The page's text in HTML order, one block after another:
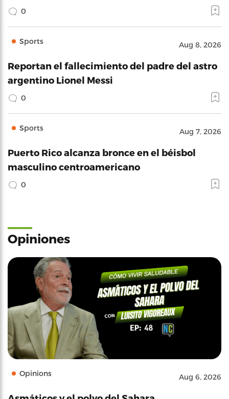
0
Sports Aug 8, 2026
Reportan el fallecimiento del padre del astro
argentino Lionel Messi
0
Sports Aug 7, 2026
Puerto Rico alcanza bronce en el béisbol
masculino centroamericano
0
Opiniones
Opinions Aug 6, 2026